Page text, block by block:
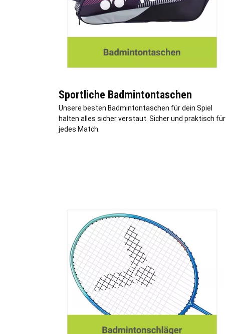
Sportliche Badmintontaschen
Unsere besten Badmintontaschen für dein Spiel
halten alles sicher verstaut. Sicher und praktisch für
jedes Match.